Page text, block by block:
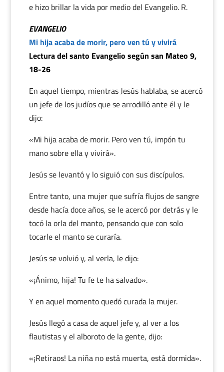
e hizo brillar la vida por medio del Evangelio. R.
EVANGELIO
Mi hija acaba de morir, pero ven tú y vivirá
Lectura del santo Evangelio según san Mateo 9,
18-26
En aquel tiempo, mientras Jesús hablaba, se acercó
un jefe de los judíos que se arrodilló ante él y le
dijo:
«Mi hija acaba de morir. Pero ven tú, impón tu
mano sobre ella y vivirá».
Jesús se levantó y lo siguió con sus discípulos.
Entre tanto, una mujer que sufría flujos de sangre
desde hacía doce años, se le acercó por detrás y le
tocó la orla del manto, pensando que con solo
tocarle el manto se curaría.
Jesús se volvió y, al verla, le dijo:
«¡Ánimo, hija! Tu fe te ha salvado».
Y en aquel momento quedó curada la mujer.
Jesús llegó a casa de aquel jefe y, al ver a los
flautistas y el alboroto de la gente, dijo:
«¡Retiraos! La niña no está muerta, está dormida».